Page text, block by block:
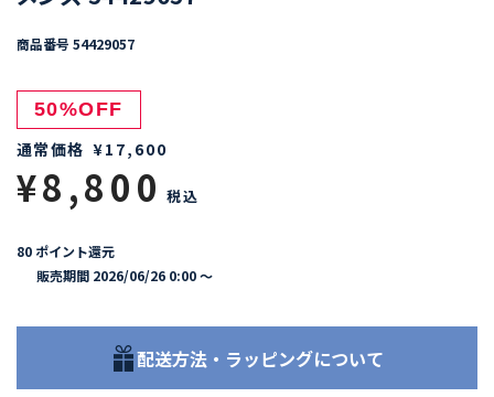
商品番号 54429057
50%OFF
通常価格 ¥17,600
¥8,800 税込
80 ポイント還元
販売期間 2026/06/26 0:00〜
配送方法・ラッピングについて